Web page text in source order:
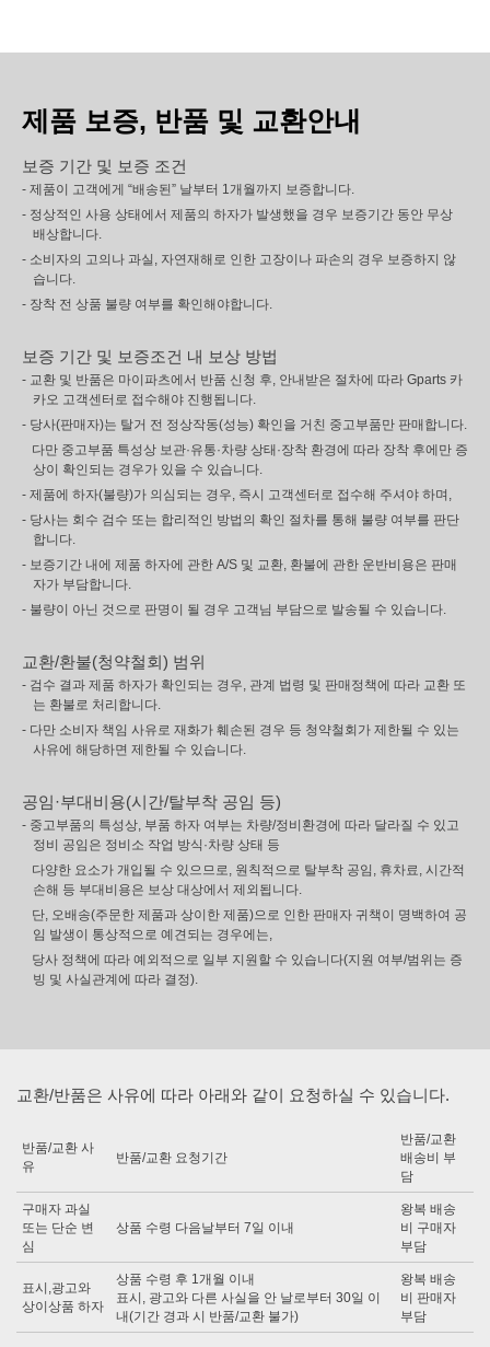
제품 보증, 반품 및 교환안내
보증 기간 및 보증 조건
- 제품이 고객에게 “배송된” 날부터 1개월까지 보증합니다.
- 정상적인 사용 상태에서 제품의 하자가 발생했을 경우 보증기간 동안 무상
배상합니다.
- 소비자의 고의나 과실, 자연재해로 인한 고장이나 파손의 경우 보증하지 않
습니다.
- 장착 전 상품 불량 여부를 확인해야합니다.
보증 기간 및 보증조건 내 보상 방법
- 교환 및 반품은 마이파츠에서 반품 신청 후, 안내받은 절차에 따라 Gparts 카
카오 고객센터로 접수해야 진행됩니다.
- 당사(판매자)는 탈거 전 정상작동(성능) 확인을 거친 중고부품만 판매합니다.
다만 중고부품 특성상 보관·유통·차량 상태·장착 환경에 따라 장착 후에만 증
상이 확인되는 경우가 있을 수 있습니다.
- 제품에 하자(불량)가 의심되는 경우, 즉시 고객센터로 접수해 주셔야 하며,
- 당사는 회수 검수 또는 합리적인 방법의 확인 절차를 통해 불량 여부를 판단
합니다.
- 보증기간 내에 제품 하자에 관한 A/S 및 교환, 환불에 관한 운반비용은 판매
자가 부담합니다.
- 불량이 아닌 것으로 판명이 될 경우 고객님 부담으로 발송될 수 있습니다.
교환/환불(청약철회) 범위
- 검수 결과 제품 하자가 확인되는 경우, 관계 법령 및 판매정책에 따라 교환 또
는 환불로 처리합니다.
- 다만 소비자 책임 사유로 재화가 훼손된 경우 등 청약철회가 제한될 수 있는
사유에 해당하면 제한될 수 있습니다.
공임·부대비용(시간/탈부착 공임 등)
- 중고부품의 특성상, 부품 하자 여부는 차량/정비환경에 따라 달라질 수 있고
정비 공임은 정비소 작업 방식·차량 상태 등
다양한 요소가 개입될 수 있으므로, 원칙적으로 탈부착 공임, 휴차료, 시간적
손해 등 부대비용은 보상 대상에서 제외됩니다.
단, 오배송(주문한 제품과 상이한 제품)으로 인한 판매자 귀책이 명백하여 공
임 발생이 통상적으로 예견되는 경우에는,
당사 정책에 따라 예외적으로 일부 지원할 수 있습니다(지원 여부/범위는 증
빙 및 사실관계에 따라 결정).
교환/반품은 사유에 따라 아래와 같이 요청하실 수 있습니다.
반품/교환 사
유
반품/교환 요청기간
반품/교환
배송비 부
담
구매자 과실
또는 단순 변
심
상품 수령 다음날부터 7일 이내
왕복 배송
비 구매자
부담
표시,광고와
상이상품 하자
상품 수령 후 1개월 이내
표시, 광고와 다른 사실을 안 날로부터 30일 이
내(기간 경과 시 반품/교환 불가)
왕복 배송
비 판매자
부담